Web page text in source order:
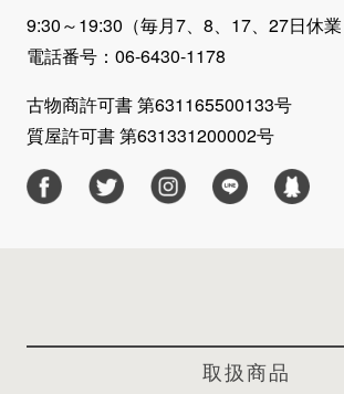
9:30～19:30（毎月7、8、17、27日休業
電話番号：06-6430-1178
古物商許可書 第631165500133号
質屋許可書 第631331200002号
取扱商品